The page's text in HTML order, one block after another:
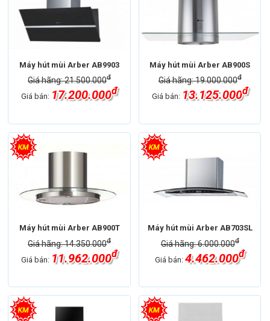
Máy hút mùi Arber AB9903
Giá hãng: 21.500.000đ
Giá bán: 17.200.000đ
Máy hút mùi Arber AB900S
Giá hãng: 19.000.000đ
Giá bán: 13.125.000đ
Máy hút mùi Arber AB900T
Giá hãng: 14.350.000đ
Giá bán: 11.962.000đ
Máy hút mùi Arber AB703SL
Giá hãng: 6.000.000đ
Giá bán:4.462.000đ